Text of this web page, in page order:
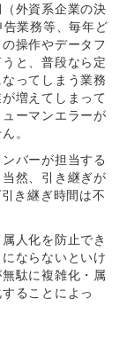
外資系企業の決
業務等、毎年ど
操作やデータフ
と、普段なら定
ってしまう業務
増えてしまって
ーマンエラーが
。
バーが担当する
然、引き継ぎが
き継ぎ時間は不
人化を防止でき
ならないといけ
駄に複雑化・属
ることによっ